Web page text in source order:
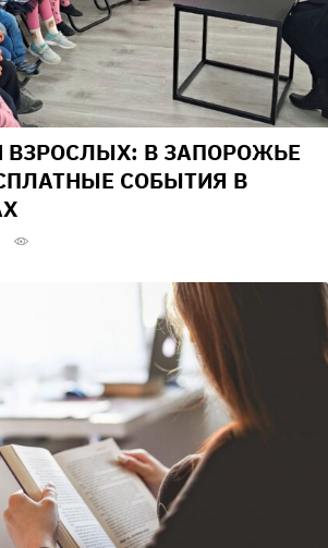
ВЗРОСЛЫХ: В ЗАПОРОЖЬЕ
СОБЫТИЯ В